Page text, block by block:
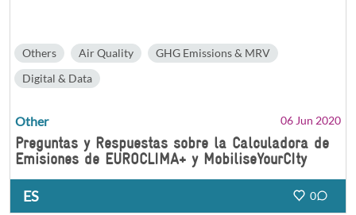
Others Air Quality
GHG Emissions & MRV
Digital & Data
Other 06 Jun 2020
Preguntas y Respuestas sobre la Calculadora de
Emisiones de EUROCLIMA+ y MobiliseYourCIty
ES 0